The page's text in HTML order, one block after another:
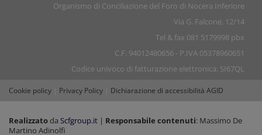
Organismo di Conciliazione del Foro di Nocera Inferiore
Via G. Falcone, 12/14
Tel & fax 081 5179998 pbx
C.F. 94012480656 - P.IVA 05378960651
Codice univoco di fatturazione elettronica: SI67QL
Cookie policy Privacy Policy Dichiarazione di accessibilità AGID
Realizzatoda Scfgroup.it | Responsabile contenuti: Massimo De
Martino Adinolfi